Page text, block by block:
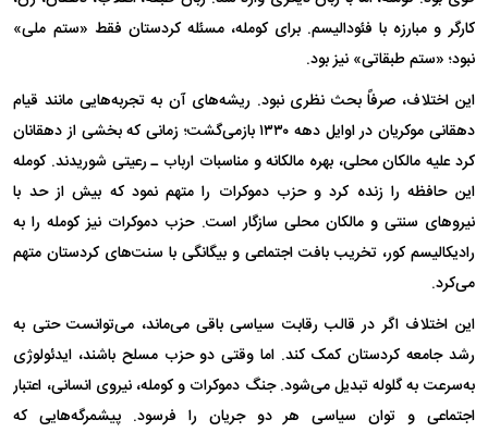
کارگر و مبارزه با فئودالیسم. برای کومله، مسئله کردستان فقط «ستم ملی»
نبود؛ «ستم طبقاتی» نیز بود.
این اختلاف، صرفاً بحث نظری نبود. ریشه‌های آن به تجربه‌هایی مانند قیام
دهقانی موکریان در اوایل دهه ۱۳۳۰ بازمی‌گشت؛ زمانی که بخشی از دهقانان
کرد علیه مالکان محلی، بهره مالکانه و مناسبات ارباب ـ رعیتی شوریدند. کومله
این حافظه را زنده کرد و حزب دموکرات را متهم نمود که بیش از حد با
نیرو‌های سنتی و مالکان محلی سازگار است. حزب دموکرات نیز کومله را به
رادیکالیسم کور، تخریب بافت اجتماعی و بیگانگی با سنت‌های کردستان متهم
می‌کرد.
این اختلاف اگر در قالب رقابت سیاسی باقی می‌ماند، می‌توانست حتی به
رشد جامعه کردستان کمک کند. اما وقتی دو حزب مسلح باشند، ایدئولوژی
به‌سرعت به گلوله تبدیل می‌شود. جنگ دموکرات و کومله، نیروی انسانی، اعتبار
اجتماعی و توان سیاسی هر دو جریان را فرسود. پیشمرگه‌هایی که